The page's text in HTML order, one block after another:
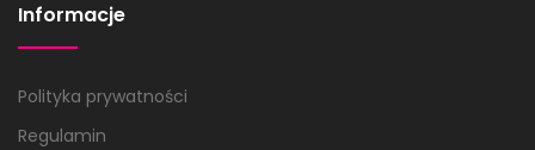
Informacje
Polityka prywatności
Regulamin